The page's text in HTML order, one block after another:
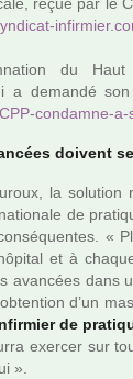
reçue par le
du
a demandé
condamne-a-
doi­vent
la
de
«
et à
avan­cées dans
d’un
de
exer­cer sur
».